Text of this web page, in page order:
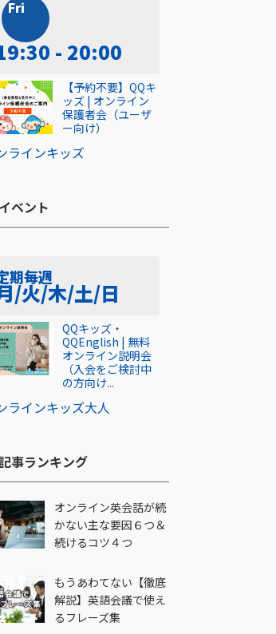
Fri
- 20:00
ラインキッズ
【予約不要】QQキ
ッズ | オンライン
保護者会（ユーザ
ー向け）
ベント​
期毎週
/火/木/土/日
ラインキッズ大人
QQキッズ・
QQEnglish | 無料
オンライン説明会
（入会をご検討中
の方向け...
事ランキング​
オンライン英会話が続
かない主な要因６つ＆
続けるコツ４つ
もうあわてない【徹底
解説】英語会議で使え
るフレーズ集